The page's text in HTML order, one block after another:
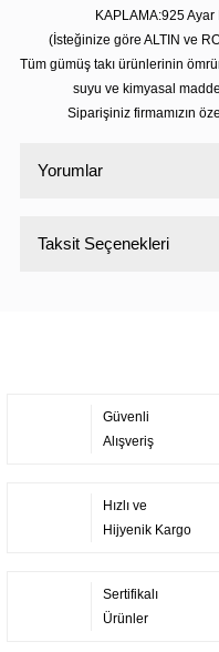
KAPLAMA:925
(İsteğinize göre ALTIN ve
Tüm gümüş takı ürünlerinin
suyu ve kimyasal
Siparişiniz firmamızın
Yorumlar
Taksit Seçenekleri
Güvenli
Alışveriş
Hızlı ve
Hijyenik Kargo
Sertifikalı
Ürünler